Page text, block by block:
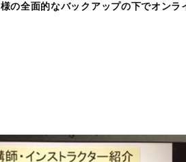
全面的なバックアップの下でオン